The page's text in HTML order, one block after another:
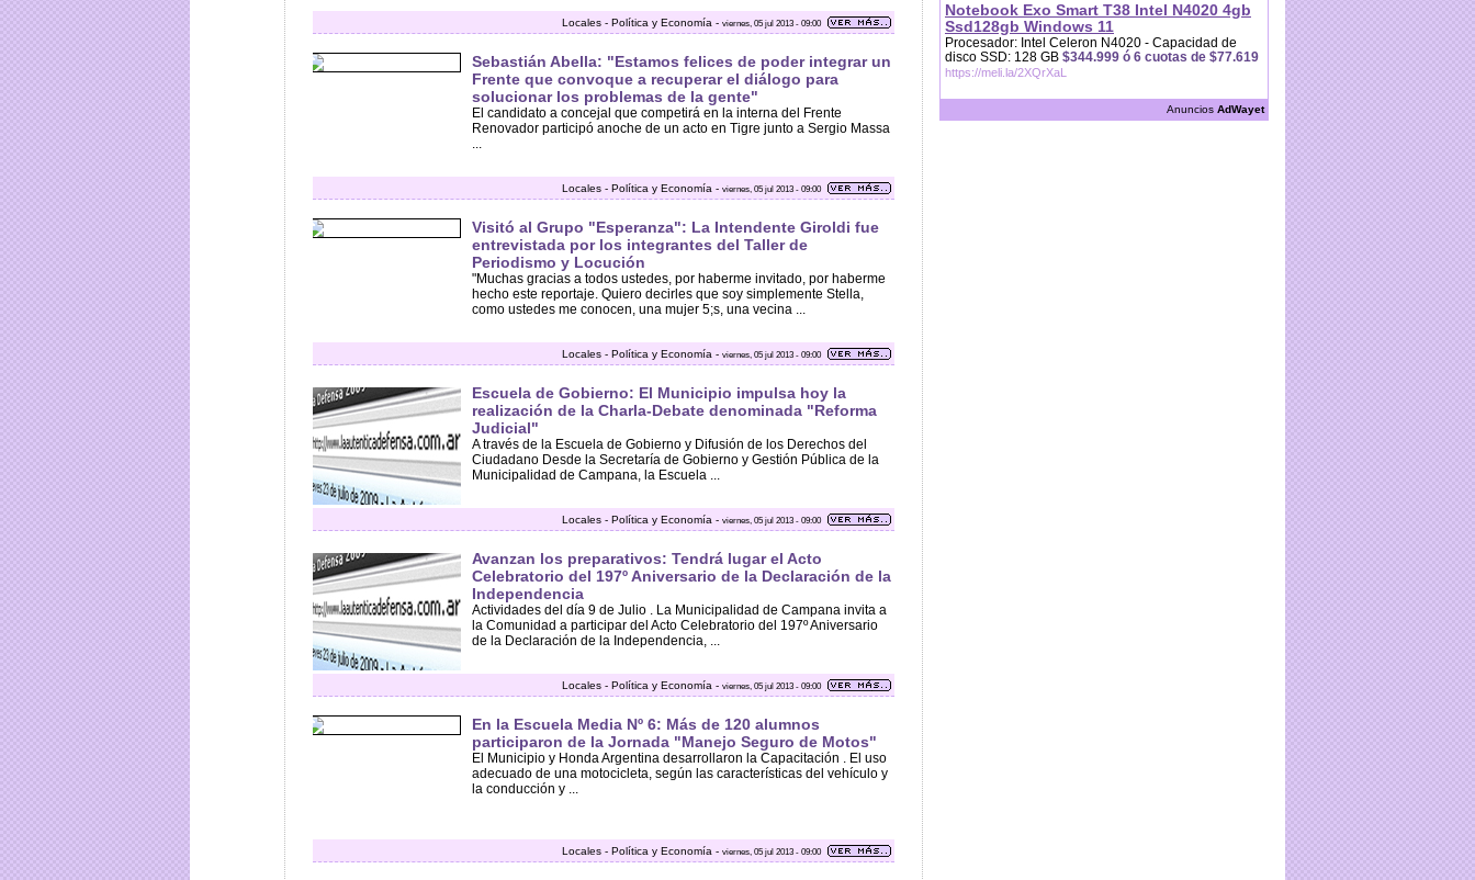
Locales - Política y Economía - viernes, 05 jul 2013 - 09:00
Sebastián Abella: "Estamos felices de poder integrar un
Frente que convoque a recuperar el diálogo para
solucionar los problemas de la gente"
El candidato a concejal que competirá en la interna del Frente
Renovador participó anoche de un acto en Tigre junto a Sergio Massa
...
Locales - Política y Economía - viernes, 05 jul 2013 - 09:00
Visitó al Grupo "Esperanza": La Intendente Giroldi fue
entrevistada por los integrantes del Taller de
Periodismo y Locución
"Muchas gracias a todos ustedes, por haberme invitado, por haberme
hecho este reportaje. Quiero decirles que soy simplemente Stella,
como ustedes me conocen, una mujer 5;s, una vecina ...
Locales - Política y Economía - viernes, 05 jul 2013 - 09:00
Escuela de Gobierno: El Municipio impulsa hoy la
realización de la Charla-Debate denominada "Reforma
Judicial"
A través de la Escuela de Gobierno y Difusión de los Derechos del
Ciudadano Desde la Secretaría de Gobierno y Gestión Pública de la
Municipalidad de Campana, la Escuela ...
Locales - Política y Economía - viernes, 05 jul 2013 - 09:00
Avanzan los preparativos: Tendrá lugar el Acto
Celebratorio del 197º Aniversario de la Declaración de la
Independencia
Actividades del día 9 de Julio . La Municipalidad de Campana invita a
la Comunidad a participar del Acto Celebratorio del 197º Aniversario
de la Declaración de la Independencia, ...
Locales - Política y Economía - viernes, 05 jul 2013 - 09:00
En la Escuela Media Nº 6: Más de 120 alumnos
participaron de la Jornada "Manejo Seguro de Motos"
El Municipio y Honda Argentina desarrollaron la Capacitación . El uso
adecuado de una motocicleta, según las características del vehículo y
la conducción y ...
Locales - Política y Economía - viernes, 05 jul 2013 - 09:00
Notebook Exo Smart T38 Intel N4020 4gb
Ssd128gb Windows 11
Procesador: Intel Celeron N4020 - Capacidad de
disco SSD: 128 GB $344.999 ó 6 cuotas de $77.619
https://meli.la/2XQrXaL
Anuncios AdWayet